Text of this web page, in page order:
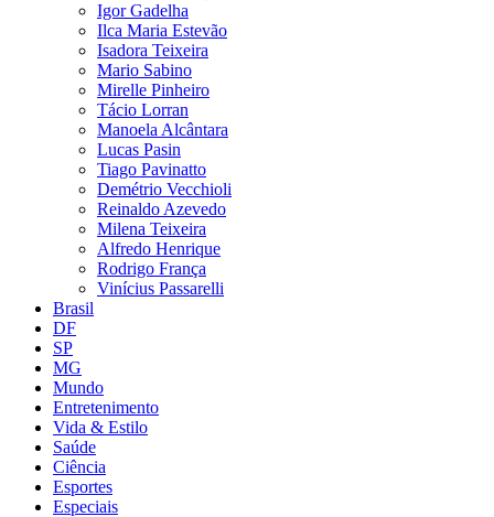
Igor Gadelha
Ilca Maria Estevão
Isadora Teixeira
Mario Sabino
Mirelle Pinheiro
Tácio Lorran
Manoela Alcântara
Lucas Pasin
Tiago Pavinatto
Demétrio Vecchioli
Reinaldo Azevedo
Milena Teixeira
Alfredo Henrique
Rodrigo França
Vinícius Passarelli
Brasil
DF
SP
MG
Mundo
Entretenimento
Vida & Estilo
Saúde
Ciência
Esportes
Especiais